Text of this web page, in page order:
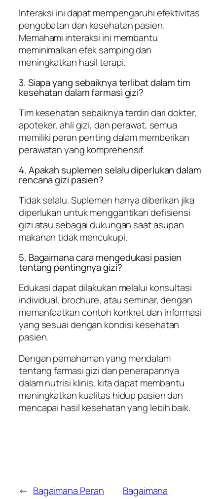
Interaksi ini dapat mempengaruhi efektivitas
pengobatan dan kesehatan pasien.
Memahami interaksi ini membantu
meminimalkan efek samping dan
meningkatkan hasil terapi.
3. Siapa yang sebaiknya terlibat dalam tim
kesehatan dalam farmasi gizi?
Tim kesehatan sebaiknya terdiri dari dokter,
apoteker, ahli gizi, dan perawat, semua
memiliki peran penting dalam memberikan
perawatan yang komprehensif.
4. Apakah suplemen selalu diperlukan dalam
rencana gizi pasien?
Tidak selalu. Suplemen hanya diberikan jika
diperlukan untuk menggantikan defisiensi
gizi atau sebagai dukungan saat asupan
makanan tidak mencukupi.
5. Bagaimana cara mengedukasi pasien
tentang pentingnya gizi?
Edukasi dapat dilakukan melalui konsultasi
individual, brochure, atau seminar, dengan
memanfaatkan contoh konkret dan informasi
yang sesuai dengan kondisi kesehatan
pasien.
Dengan pemahaman yang mendalam
tentang farmasi gizi dan penerapannya
dalam nutrisi klinis, kita dapat membantu
meningkatkan kualitas hidup pasien dan
mencapai hasil kesehatan yang lebih baik.
← Bagaimana Peran
Bagaimana